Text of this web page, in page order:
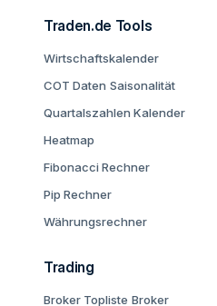
Traden.de Tools
Wirtschaftskalender
COT Daten Saisonalität
Quartalszahlen Kalender
Heatmap
Fibonacci Rechner
Pip Rechner
Währungsrechner
Trading
Broker Topliste Broker